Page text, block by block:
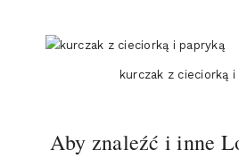
kurczak z cieciorką i
Aby znaleźć i inne